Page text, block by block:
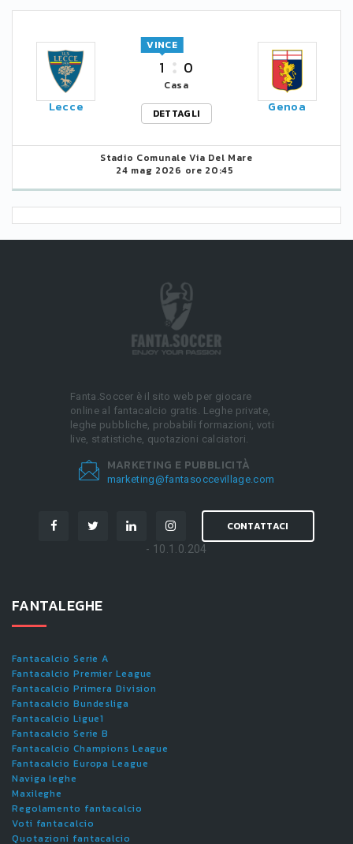
Lecce
1
VINCE
0
Casa
DETTAGLI
Genoa
Stadio Comunale Via Del Mare
24 mag 2026 ore 20:45
Fanta.Soccer è il sito web per giocare
online al fantacalcio gratis. Leghe private,
leghe pubbliche, probabili formazioni, voti
live, statistiche, quotazioni calciatori.
MARKETING E PUBBLICITÀ
marketing@fantasoccevillage.com
CONTATTACI
- 10.1.0.204
FANTALEGHE
Fantacalcio Serie A
Fantacalcio Premier League
Fantacalcio Primera Division
Fantacalcio Bundesliga
Fantacalcio Ligue1
Fantacalcio Serie B
Fantacalcio Champions League
Fantacalcio Europa League
Naviga leghe
Maxileghe
Regolamento fantacalcio
Voti fantacalcio
Quotazioni fantacalcio